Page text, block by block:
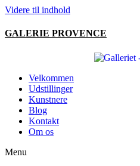
Videre til indhold
GALERIE PROVENCE
Velkommen
Udstillinger
Kunstnere
Blog
Kontakt
Om os
Menu